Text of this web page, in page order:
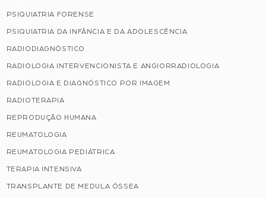
PSIQUIATRIA FORENSE
PSIQUIATRIA DA INFÂNCIA E DA ADOLESCÊNCIA
RADIODIAGNÓSTICO
RADIOLOGIA INTERVENCIONISTA E ANGIORRADIOLOGIA
RADIOLOGIA E DIAGNÓSTICO POR IMAGEM
RADIOTERAPIA
REPRODUÇÃO HUMANA
REUMATOLOGIA
REUMATOLOGIA PEDIÁTRICA
TERAPIA INTENSIVA
TRANSPLANTE DE MEDULA ÓSSEA